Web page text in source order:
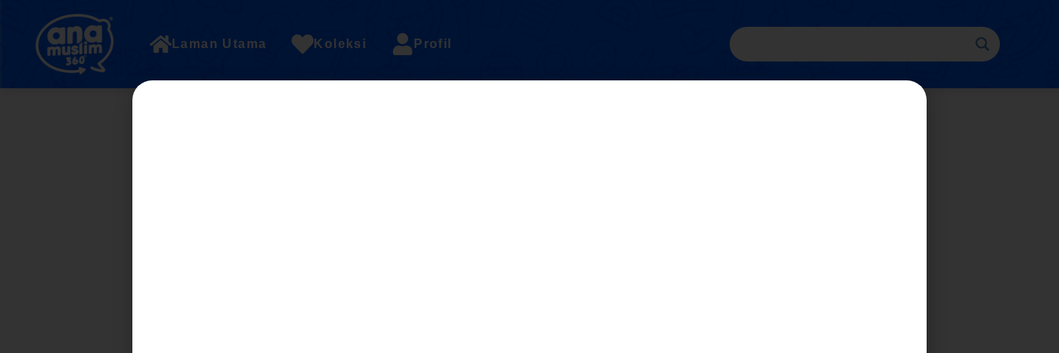
Laman Utama Koleksi Profil
Student Registration Page